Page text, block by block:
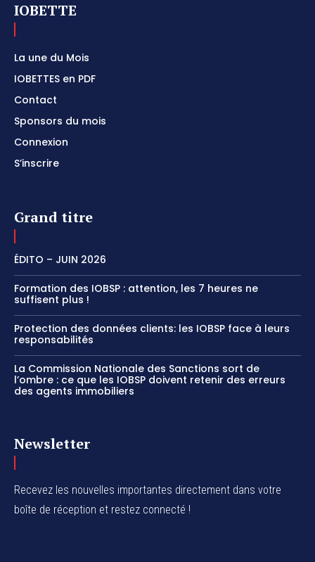
IOBETTE
La une du Mois
IOBETTES en PDF
Contact
Sponsors du mois
Connexion
S’inscrire
Grand titre
ÉDITO – JUIN 2026
Formation des IOBSP : attention, les 7 heures ne
suffisent plus !
Protection des données clients: les IOBSP face à leurs
responsabilités
La Commission Nationale des Sanctions sort de
l’ombre : ce que les IOBSP doivent retenir des erreurs
des agents immobiliers
Newsletter
Recevez les nouvelles importantes directement dans votre
boîte de réception et restez connecté !